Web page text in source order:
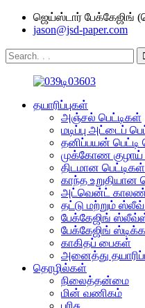
ஜெய்ஸ்டார் பேக்கேஜிங்
jason@jsd-paper.com
தயாரிப்புகள்
அஞ்சல் பெட்டிகள்
மடிப்பு அட்டைப்
தனிப்பயன்
முக்கோண குழாய்
திடமான பெட்டிகள்
காந்த உறுதியான
அட்வென்ட் காலண்டர்
தட்டு மற்றும்
பேக்கேஜிங்
பேக்கேஜிங்
காகிதப் பைகள்
அனைத்து
தொழில்கள்
நிலைத்தன்மை
மின் வணிகம்
பரிசு